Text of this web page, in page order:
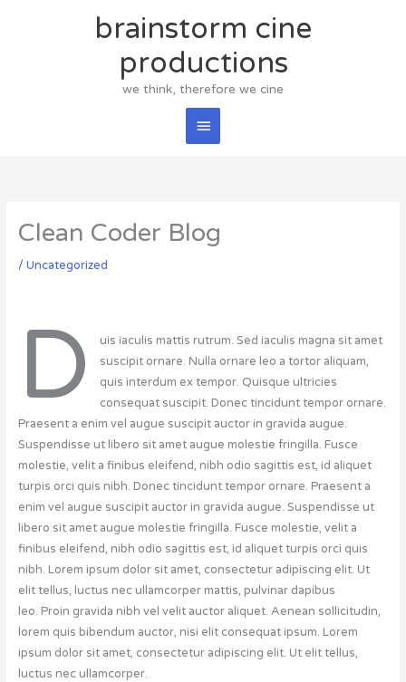
brainstorm cine
productions
we think, therefore we cine
Main
Menu
Clean Coder Blog
/ Uncategorized
D
uis iaculis mattis rutrum. Sed iaculis magna sit amet
suscipit ornare. Nulla ornare leo a tortor aliquam,
quis interdum ex tempor. Quisque ultricies
consequat suscipit. Donec tincidunt tempor ornare.
Praesent a enim vel augue suscipit auctor in gravida augue.
Suspendisse ut libero sit amet augue molestie fringilla. Fusce
molestie, velit a finibus eleifend, nibh odio sagittis est, id aliquet
turpis orci quis nibh. Donec tincidunt tempor ornare. Praesent a
enim vel augue suscipit auctor in gravida augue. Suspendisse ut
libero sit amet augue molestie fringilla. Fusce molestie, velit a
finibus eleifend, nibh odio sagittis est, id aliquet turpis orci quis
nibh. Lorem ipsum dolor sit amet, consectetur adipiscing elit. Ut
elit tellus, luctus nec ullamcorper mattis, pulvinar dapibus
leo. Proin gravida nibh vel velit auctor aliquet. Aenean sollicitudin,
lorem quis bibendum auctor, nisi elit consequat ipsum. Lorem
ipsum dolor sit amet, consectetur adipiscing elit. Ut elit tellus,
luctus nec ullamcorper.